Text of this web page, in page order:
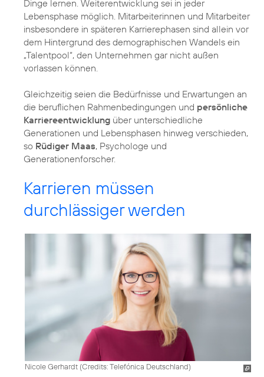
Dinge lernen. Weiterentwicklung sei in jeder
Lebensphase möglich. Mitarbeiterinnen und Mitarbeiter
insbesondere in späteren Karrierephasen sind allein vor
dem Hintergrund des demographischen Wandels ein
„Talentpool“, den Unternehmen gar nicht außen
vorlassen können.
Gleichzeitig seien die Bedürfnisse und Erwartungen an
die beruflichen Rahmenbedingungen und persönliche
Karriereentwicklung über unterschiedliche
Generationen und Lebensphasen hinweg verschieden,
so Rüdiger Maas, Psychologe und
Generationenforscher.
Karrieren müssen
durchlässiger werden
Nicole Gerhardt (Credits: Telefónica Deutschland)